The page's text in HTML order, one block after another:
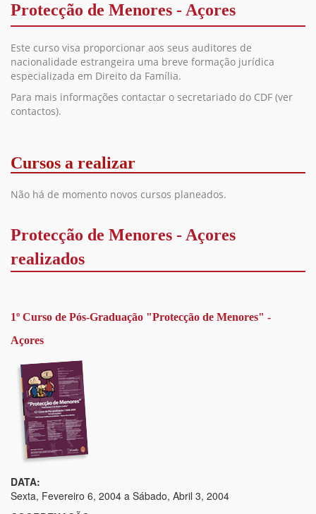
Protecção de Menores - Açores
Este curso visa proporcionar aos seus auditores de
nacionalidade estrangeira uma breve formação jurídica
especializada em Direito da Família.
Para mais informações contactar o secretariado do CDF (ver
contactos).
Cursos a realizar
Não há de momento novos cursos planeados.
Protecção de Menores - Açores
realizados
1º Curso de Pós-Graduação "Protecção de Menores" -
Açores
DATA:
Sexta, Fevereiro 6, 2004 a Sábado, Abril 3, 2004